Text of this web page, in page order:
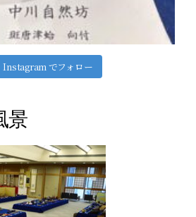
Instagram でフォロー
景